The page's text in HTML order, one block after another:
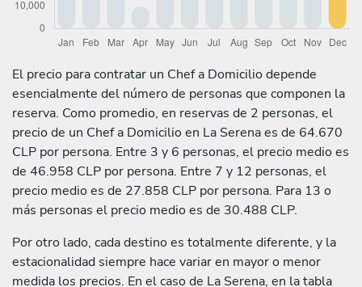
El precio para contratar un Chef a Domicilio depende
esencialmente del número de personas que componen la
reserva. Como promedio, en reservas de 2 personas, el
precio de un Chef a Domicilio en La Serena es de 64.670
CLP por persona. Entre 3 y 6 personas, el precio medio es
de 46.958 CLP por persona. Entre 7 y 12 personas, el
precio medio es de 27.858 CLP por persona. Para 13 o
más personas el precio medio es de 30.488 CLP.
Por otro lado, cada destino es totalmente diferente, y la
estacionalidad siempre hace variar en mayor o menor
medida los precios. En el caso de La Serena, en la tabla